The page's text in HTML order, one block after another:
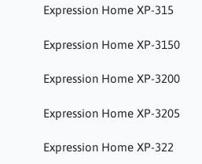
Expression Home XP-315
Expression Home XP-3150
Expression Home XP-3200
Expression Home XP-3205
Expression Home XP-322